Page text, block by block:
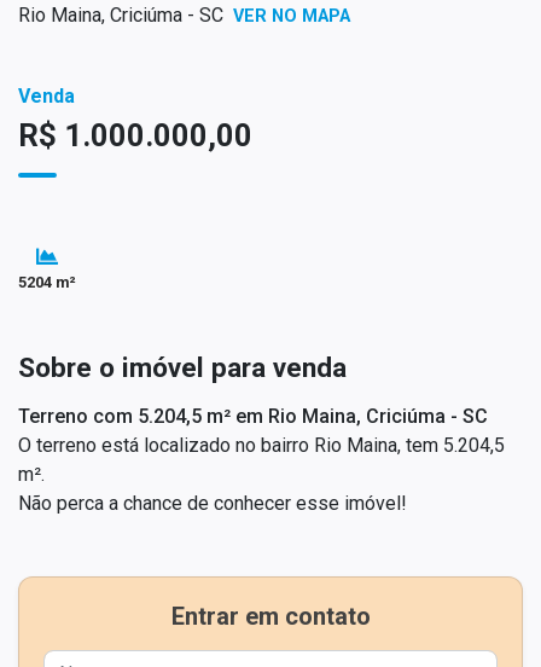
Rio Maina, Criciúma - SC VER NO MAPA
Venda
R$ 1.000.000,00
5204 m²
Sobre o imóvel para venda
Terreno com 5.204,5 m² em Rio Maina, Criciúma - SC
O terreno está localizado no bairro Rio Maina, tem 5.204,5
m².
Não perca a chance de conhecer esse imóvel!
Entrar em contato